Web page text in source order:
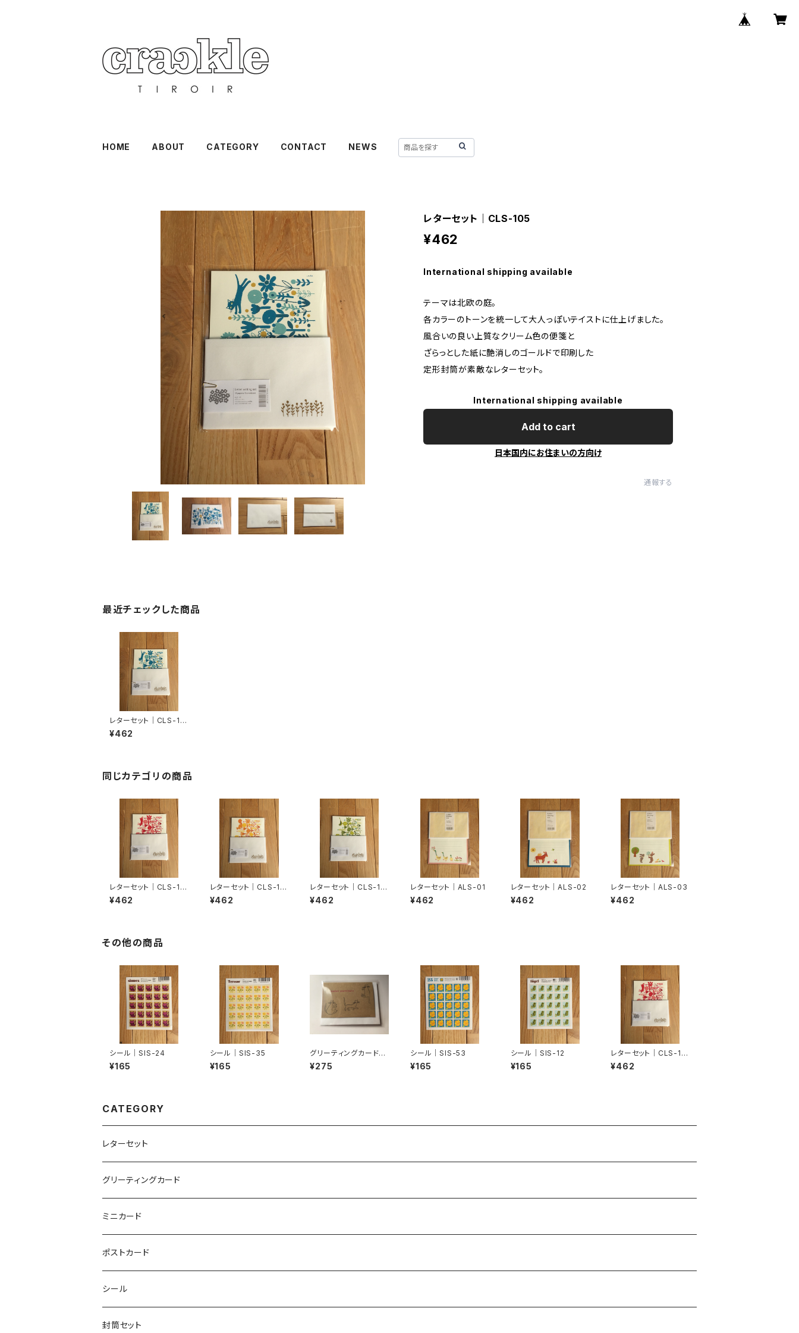
HOME ABOUT CATEGORY CONTACT NEWS
レターセット｜CLS-105
¥462
International shipping available
テーマは北欧の庭。
各カラーのトーンを統一して大人っぽいテイストに仕上げました。
風合いの良い上質なクリーム色の便箋と
ざらっとした紙に艶消しのゴールドで印刷した
定形封筒が素敵なレターセット。
International shipping available
Add to cart
日本国内にお住まいの方向け
通報する
最近チェックした商品
レターセット｜CLS-10
5
¥462
同じカテゴリの商品
レターセット｜CLS-10
6
¥462
レターセット｜CLS-10
7
¥462
レターセット｜CLS-10
8
¥462
レターセット｜ALS-01
¥462
レターセット｜ALS-02
¥462
レターセット｜ALS-03
¥462
その他の商品
シール｜SIS-24
¥165
シール｜SIS-35
¥165
グリーティングカード｜
KGC-02
¥275
シール｜SIS-53
¥165
シール｜SIS-12
¥165
レターセット｜CLS-10
6
¥462
CATEGORY
レターセット
グリーティングカード
ミニカード
ポストカード
シール
封筒セット